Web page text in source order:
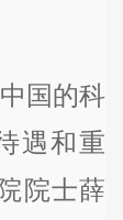
国的科
遇和重
院士薛